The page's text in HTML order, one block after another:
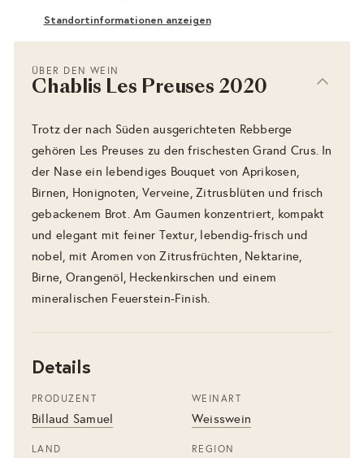
Standortinformationen anzeigen
ÜBER DEN WEIN
Chablis Les Preuses 2020
Trotz der nach Süden ausgerichteten Rebberge
gehören Les Preuses zu den frischesten Grand Crus. In
der Nase ein lebendiges Bouquet von Aprikosen,
Birnen, Honignoten, Verveine, Zitrusblüten und frisch
gebackenem Brot. Am Gaumen konzentriert, kompakt
und elegant mit feiner Textur, lebendig-frisch und
nobel, mit Aromen von Zitrusfrüchten, Nektarine,
Birne, Orangenöl, Heckenkirschen und einem
mineralischen Feuerstein-Finish.
Details
PRODUZENT
Billaud Samuel
WEINART
Weisswein
LAND REGION